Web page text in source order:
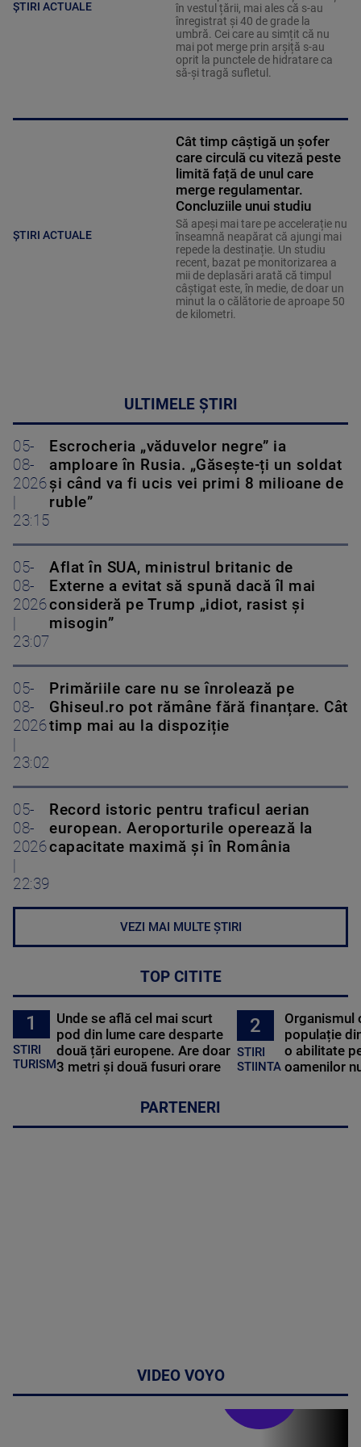
ȘTIRI ACTUALE
în vestul țării, mai ales că s-au
înregistrat și 40 de grade la
umbră. Cei care au simțit că nu
mai pot merge prin arșiță s-au
oprit la punctele de hidratare ca
să-și tragă sufletul.
ȘTIRI ACTUALE
Cât timp câștigă un șofer
care circulă cu viteză peste
limită față de unul care
merge regulamentar.
Concluziile unui studiu
Să apeși mai tare pe accelerație nu
înseamnă neapărat că ajungi mai
repede la destinație. Un studiu
recent, bazat pe monitorizarea a
mii de deplasări arată că timpul
câștigat este, în medie, de doar un
minut la o călătorie de aproape 50
de kilometri.
ULTIMELE ȘTIRI
05-
08-
2026
23:15
Escrocheria „văduvelor negre” ia
amploare în Rusia. „Găsește-ți un soldat
și când va fi ucis vei primi 8 milioane de
ruble”
05-
08-
2026
23:07
Aflat în SUA, ministrul britanic de
Externe a evitat să spună dacă îl mai
consideră pe Trump „idiot, rasist și
misogin”
05-
08-
2026
23:02
Primăriile care nu se înrolează pe
Ghiseul.ro pot rămâne fără finanțare. Cât
timp mai au la dispoziție
05-
08-
2026
22:39
Record istoric pentru traficul aerian
european. Aeroporturile operează la
capacitate maximă și în România
VEZI MAI MULTE ȘTIRI
TOP CITITE
1
STIRI
TURISM
Unde se află cel mai scurt
pod din lume care desparte
două țări europene. Are doar
3 metri și două fusuri orare
2
STIRI
STIINTA
Organismul
populație
o abilitate
oamenilor
PARTENERI
VIDEO VOYO